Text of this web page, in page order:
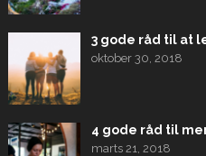
3 gode råd til at
oktober 30, 2018
4 gode råd til
marts 21, 2018